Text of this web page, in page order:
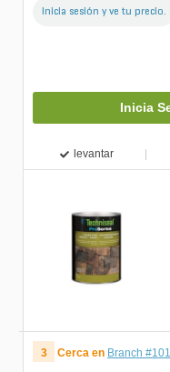
Inicia sesión y ve tu precio.
Inicia
levantar
3 Cerca en Branch